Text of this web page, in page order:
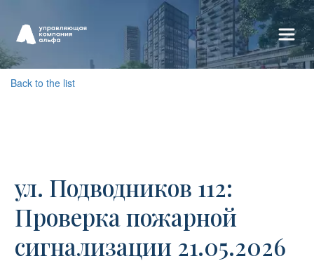
Back to the list
ул. Подводников 112:
Проверка пожарной
сигнализации 21.05.2026